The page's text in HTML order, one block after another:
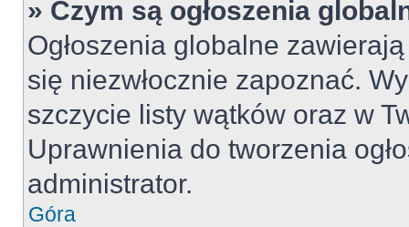
» Czym są ogłoszenia
Ogłoszenia globalne
się niezwłocznie zapoznać.
szczycie listy wątków oraz w
Uprawnienia do tworzenia
administrator.
Góra